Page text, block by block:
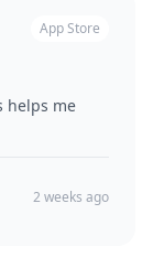
App Store
helps me
2 weeks ago